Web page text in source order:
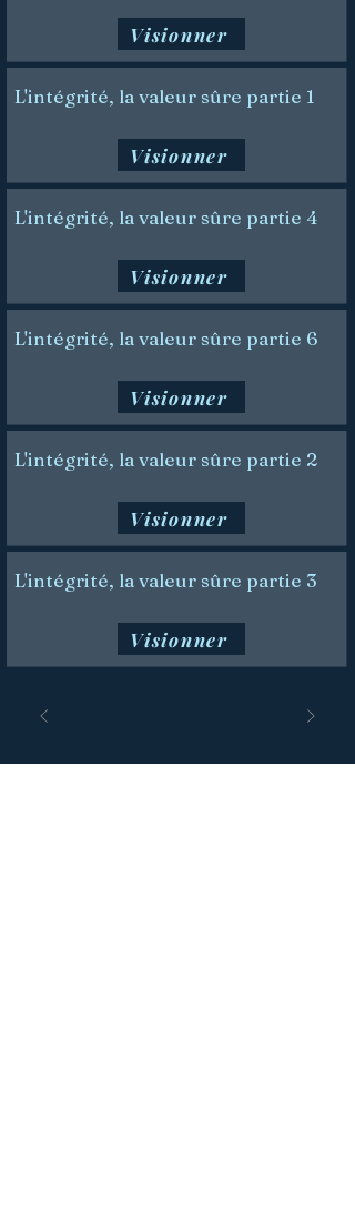
Visionner
L'intégrité, la valeur sûre partie 1
Visionner
L'intégrité, la valeur sûre partie 4
Visionner
L'intégrité, la valeur sûre partie 6
Visionner
L'intégrité, la valeur sûre partie 2
Visionner
L'intégrité, la valeur sûre partie 3
Visionner